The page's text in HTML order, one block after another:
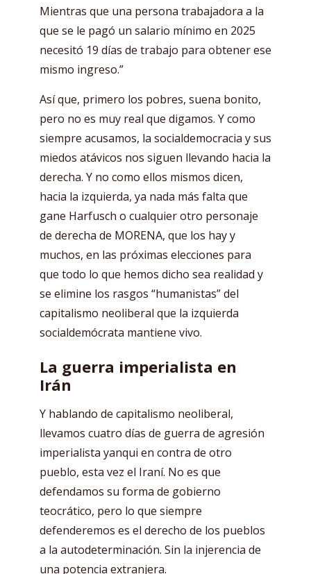
Mientras que una persona trabajadora a la
que se le pagó un salario mínimo en 2025
necesitó 19 días de trabajo para obtener ese
mismo ingreso.”
Así que, primero los pobres, suena bonito,
pero no es muy real que digamos. Y como
siempre acusamos, la socialdemocracia y sus
miedos atávicos nos siguen llevando hacia la
derecha. Y no como ellos mismos dicen,
hacia la izquierda, ya nada más falta que
gane Harfusch o cualquier otro personaje
de derecha de MORENA, que los hay y
muchos, en las próximas elecciones para
que todo lo que hemos dicho sea realidad y
se elimine los rasgos “humanistas” del
capitalismo neoliberal que la izquierda
socialdemócrata mantiene vivo.
La guerra imperialista en
Irán
Y hablando de capitalismo neoliberal,
llevamos cuatro días de guerra de agresión
imperialista yanqui en contra de otro
pueblo, esta vez el Iraní. No es que
defendamos su forma de gobierno
teocrático, pero lo que siempre
defenderemos es el derecho de los pueblos
a la autodeterminación. Sin la injerencia de
una potencia extranjera.